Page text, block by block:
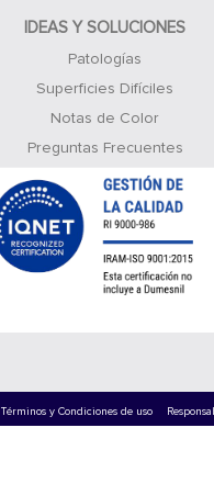
IDEAS Y SOLUCIONES
Patologías
Superficies Difíciles
Notas de Color
Preguntas Frecuentes
Términos y Condiciones de uso